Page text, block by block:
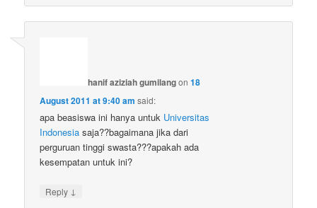
hanif aziziah gumilangon18
August 2011 at 9:40 am said:
apa beasiswa ini hanya untuk Universitas
Indonesia saja??bagaimana jika dari
perguruan tinggi swasta???apakah ada
kesempatan untuk ini?
Reply ↓